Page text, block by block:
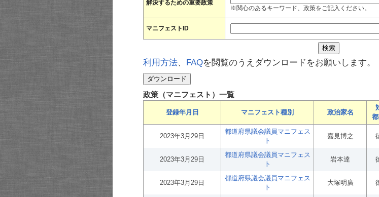
解決するための重要政策
※関心のあるキーワード、政策をご記入ください。
マニフェストID
利用方法、 FAQを閲覧のうえダウンロードをお願いします。
政策（マニフェスト）一覧
登録年月日 マニフェスト種別 政治家名
2023年3月29日
都道府県議会議員マニフェス
ト
嘉見博之
2023年3月29日
都道府県議会議員マニフェス
ト
岩本達
2023年3月29日
都道府県議会議員マニフェス
ト
大塚明廣